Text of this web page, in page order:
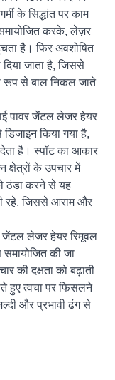
के सिद्धांत पर काम
करके, लेज़र
है। फिर अवशोषित
जाता है, जिससे
रूप से बाल निकल जाते
पावर जेंटल लेजर हेयर
किया गया है,
है। स्पॉट का आकार
क्षेत्रों के उपचार में
ठंडा करने से यह
रहे, जिससे आराम और
जेंटल लेजर हेयर रिमूवल
की जा
की दक्षता को बढ़ाती
हुए त्वचा पर फिसलने
और प्रभावी ढंग से